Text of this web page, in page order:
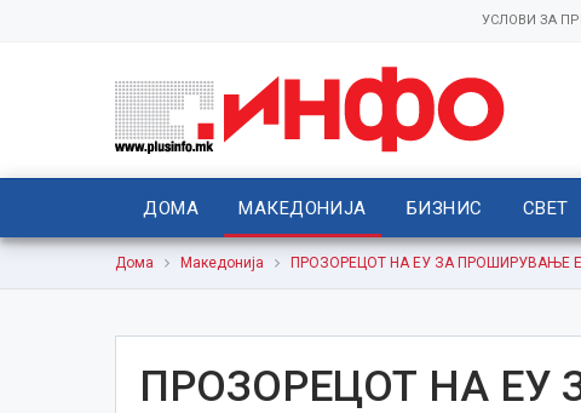
УСЛОВИ ЗА
ДОМА МАКЕДОНИЈА БИЗНИС СВЕТ
Дома Македонија ПРОЗОРЕЦОТ НА ЕУ ЗА ПРОШИРУВАЊЕ Е
ПРОЗОРЕЦОТ НА